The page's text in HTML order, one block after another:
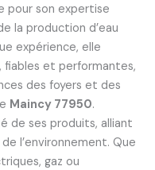
pour son expertise
la production d’eau
expérience, elle
fiables et performantes,
des foyers et des
Maincy 77950.
de ses produits, alliant
l’environnement. Que
gaz ou